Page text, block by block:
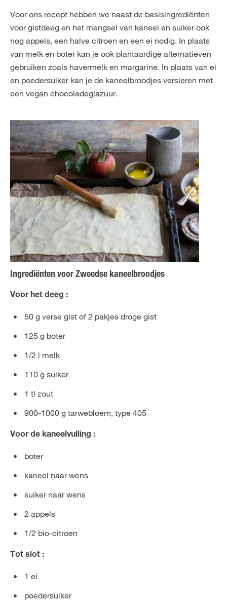
Voor ons recept hebben we naast de basisingrediënten
voor gistdeeg en het mengsel van kaneel en suiker ook
nog appels, een halve citroen en een ei nodig. In plaats
van melk en boter kan je ook plantaardige alternatieven
gebruiken zoals havermelk en margarine. In plaats van ei
en poedersuiker kan je de kaneelbroodjes versieren met
een vegan chocoladeglazuur.
Ingrediënten voor Zweedse kaneelbroodjes
Voor het deeg :
50 g verse gist of 2 pakjes droge gist
125 g boter
1/2 l melk
110 g suiker
1 tl zout
900-1000 g tarwebloem, type 405
Voor de kaneelvulling :
boter
kaneel naar wens
suiker naar wens
2 appels
1/2 bio-citroen
Tot slot :
1 ei
poedersuiker